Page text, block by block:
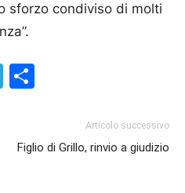
sforzo condiviso di molti
Telegram
Articolo successivo
Figlio di Grillo, rinvio a giudizio